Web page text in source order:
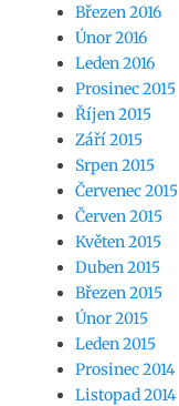
Březen 2016
Únor 2016
Leden 2016
Prosinec 2015
Říjen 2015
Září 2015
Srpen 2015
Červenec 2015
Červen 2015
Květen 2015
Duben 2015
Březen 2015
Únor 2015
Leden 2015
Prosinec 2014
Listopad 2014